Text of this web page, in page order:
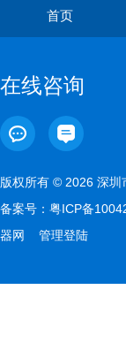
首页
在线咨询
版权所有 © 2026 深
备案号： 粤ICP备
器网
管理登陆